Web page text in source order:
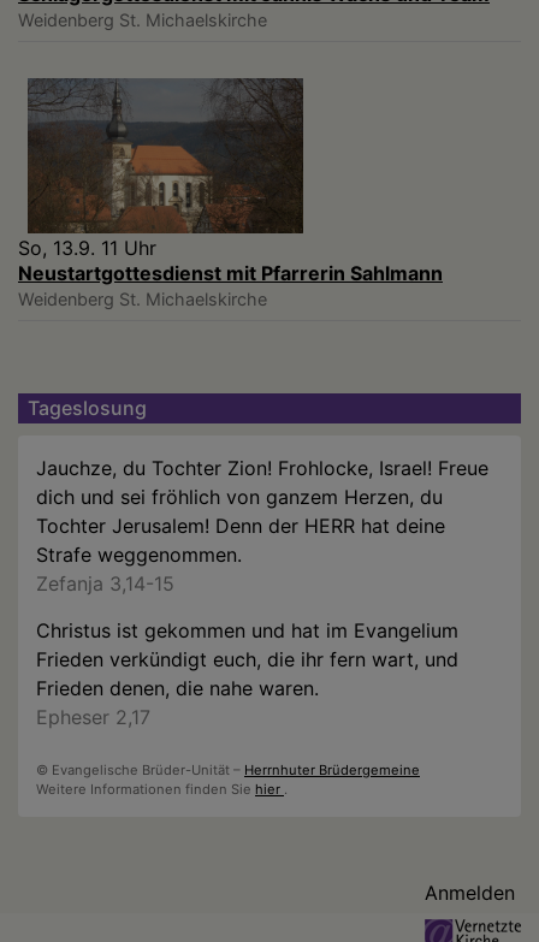
Weidenberg St. Michaelskirche
So, 13.9. 11 Uhr
Neustartgottesdienst mit Pfarrerin Sahlmann
Weidenberg St. Michaelskirche
Tageslosung
Jauchze, du Tochter Zion! Frohlocke, Israel! Freue
dich und sei fröhlich von ganzem Herzen, du
Tochter Jerusalem! Denn der HERR hat deine
Strafe weggenommen.
Zefanja 3,14-15
Christus ist gekommen und hat im Evangelium
Frieden verkündigt euch, die ihr fern wart, und
Frieden denen, die nahe waren.
Epheser 2,17
© Evangelische Brüder-Unität – Herrnhuter Brüdergemeine
Weitere Informationen finden Sie hier .
Anmelden